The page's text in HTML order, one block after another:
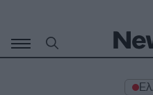
περιεχόμενο